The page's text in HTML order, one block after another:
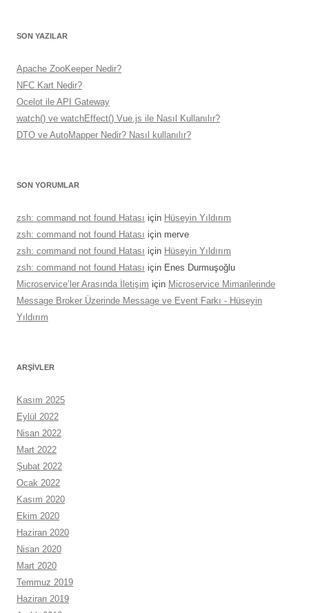
SON YAZILAR
Apache ZooKeeper Nedir?
NFC Kart Nedir?
Ocelot ile API Gateway
watch() ve watchEffect() Vue.js ile Nasıl Kullanılır?
DTO ve AutoMapper Nedir? Nasıl kullanılır?
SON YORUMLAR
zsh: command not found Hatası için Hüseyin Yıldırım
zsh: command not found Hatası için merve
zsh: command not found Hatası için Hüseyin Yıldırım
zsh: command not found Hatası için Enes Durmuşoğlu
Microservice’ler Arasında İletişim için Microservice Mimarilerinde
Message Broker Üzerinde Message ve Event Farkı - Hüseyin
Yıldırım
ARŞIVLER
Kasım 2025
Eylül 2022
Nisan 2022
Mart 2022
Şubat 2022
Ocak 2022
Kasım 2020
Ekim 2020
Haziran 2020
Nisan 2020
Mart 2020
Temmuz 2019
Haziran 2019